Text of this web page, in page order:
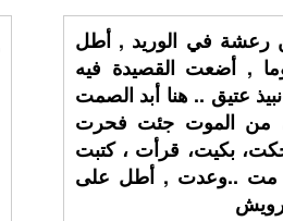
رعشة في الوريد , أطل
, أضعت القصيدة فيه
عتيق .. هنا أبد الصمت
من الموت جئت فحرت
بكيت، قرأت ، كتبت
مت ..وعدت , أطل على